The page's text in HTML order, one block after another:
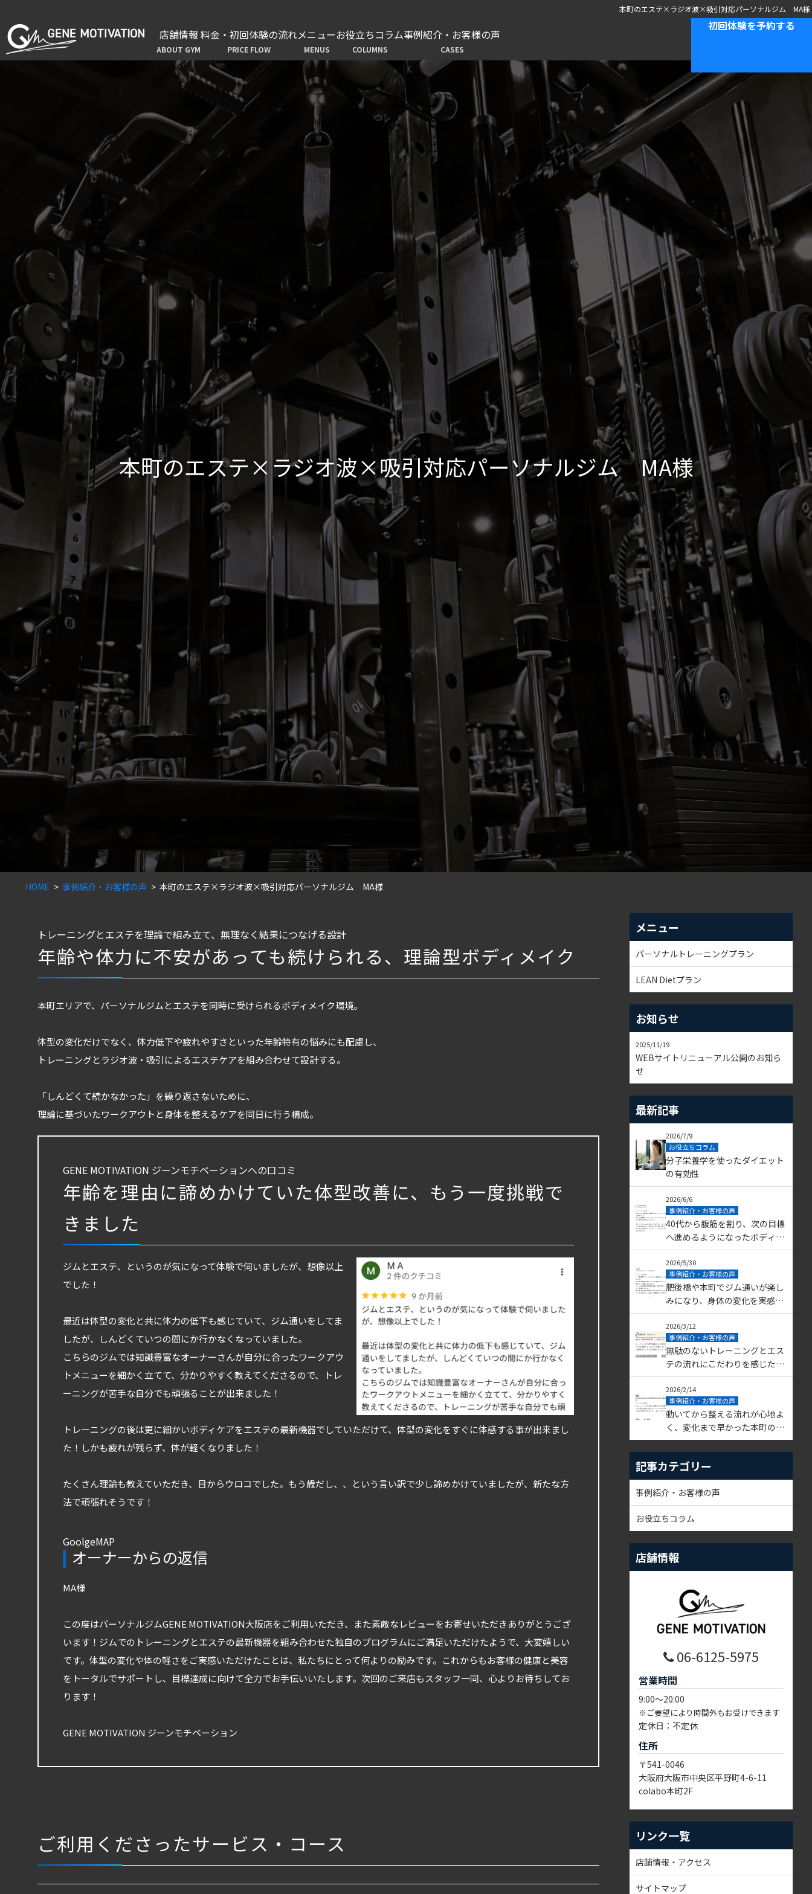
本町のエステ×ラジオ波×吸引対応パーソナルジム MA様
店舗情報 料金・初回体験の流れメニューお役立ちコラム事例紹介・お客様の声
初回体験を予約する
本町のエステ×ラジオ波×吸引対応パーソナルジム MA様
HOME 事例紹介・お客様の声 本町のエステ×ラジオ波×吸引対応パーソナルジム MA様
トレーニングとエステを理論で組み立て、無理なく結果につなげる設計
年齢や体力に不安があっても続けられる、理論型ボディメイク
本町エリアで、パーソナルジムとエステを同時に受けられるボディメイク環境。
体型の変化だけでなく、体力低下や疲れやすさといった年齢特有の悩みにも配慮し、
トレーニングとラジオ波・吸引によるエステケアを組み合わせて設計する。
「しんどくて続かなかった」を繰り返さないために、
理論に基づいたワークアウトと身体を整えるケアを同日に行う構成。
GENE MOTIVATION ジーンモチベーションへの口コミ
年齢を理由に諦めかけていた体型改善に、もう一度挑戦で
きました
ジムとエステ、というのが気になって体験で伺いましたが、想像以上
でした！
最近は体型の変化と共に体力の低下も感じていて、ジム通いをしてま
したが、しんどくていつの間にか行かなくなっていました。
こちらのジムでは知識豊富なオーナーさんが自分に合ったワークアウ
トメニューを細かく立てて、分かりやすく教えてくださるので、トレ
ーニングが苦手な自分でも頑張ることが出来ました！
トレーニングの後は更に細かいボディケアをエステの最新機器でしていただけて、体型の変化をすぐに体感する事が出来まし
た！しかも疲れが残らず、体が軽くなりました！
たくさん理論も教えていただき、目からウロコでした。もう歳だし、、という言い訳で少し諦めかけていましたが、新たな方
法で頑張れそうです！
GoolgeMAP
オーナーからの返信
MA様
この度はパーソナルジムGENE MOTIVATION大阪店をご利用いただき、また素敵なレビューをお寄せいただきありがとうござ
います！ジムでのトレーニングとエステの最新機器を組み合わせた独自のプログラムにご満足いただけたようで、大変嬉しい
です。体型の変化や体の軽さをご実感いただけたことは、私たちにとって何よりの励みです。これからもお客様の健康と美容
をトータルでサポートし、目標達成に向けて全力でお手伝いいたします。次回のご来店もスタッフ一同、心よりお待ちしてお
ります！
GENE MOTIVATION ジーンモチベーション
ご利用くださったサービス・コース
メニュー
パーソナルトレーニングプラン
LEAN Dietプラン
お知らせ
2025/11/19
WEBサイトリニューアル公開のお知ら
せ
最新記事
2026/7/9
お役立ちコラム
分子栄養学を使ったダイエット
の有効性
2026/6/6
事例紹介・お客様の声
40代から腹筋を割り、次の目標
へ進めるようになったボディメ
イク miya様
2026/5/30
事例紹介・お客様の声
肥後橋や本町でジム通いが楽し
みになり、身体の変化を実感し
たボディメイク mari様
2026/3/12
事例紹介・お客様の声
無駄のないトレーニングとエス
テの流れにこだわりを感じた体
験 yuri様
2026/2/14
事例紹介・お客様の声
動いてから整える流れが心地よ
く、変化まで早かった本町の体
験 錢錢様
記事カテゴリー
事例紹介・お客様の声
お役立ちコラム
店舗情報
06-6125-5975
営業時間
9:00～20:00
※ご要望により時間外もお受けできます
定休日：不定休
住所
〒541-0046
大阪府大阪市中央区平野町4-6-11
colabo本町2F
リンク一覧
店舗情報・アクセス
サイトマップ